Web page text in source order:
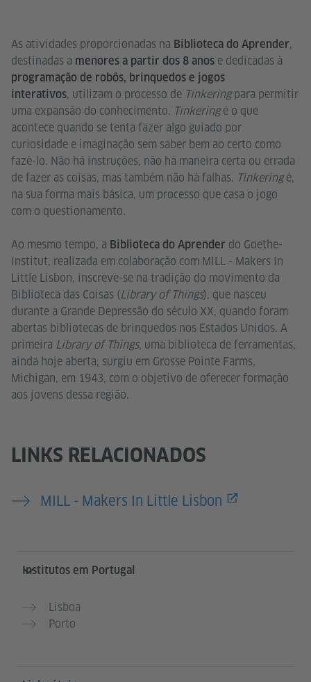
As atividades proporcionadas na Biblioteca do Aprender,
destinadas a menores a partir dos 8 anos e dedicadas à
programação de robôs, brinquedos e jogos
interativos, utilizam o processo de Tinkeringpara permitir
uma expansão do conhecimento. Tinkeringé o que
acontece quando se tenta fazer algo guiado por
curiosidade e imaginação sem saber bem ao certo como
fazê-lo. Não há instruções, não há maneira certa ou errada
de fazer as coisas, mas também não há falhas. Tinkeringé,
na sua forma mais básica, um processo que casa o jogo
com o questionamento.
Ao mesmo tempo, a Biblioteca do Aprender do Goethe-
Institut, realizada em colaboração com MILL - Makers In
Little Lisbon, inscreve-se na tradição do movimento da
Biblioteca das Coisas (Library of Things), que nasceu
durante a Grande Depressão do século XX, quando foram
abertas bibliotecas de brinquedos nos Estados Unidos. A
primeira Library of Things, uma biblioteca de ferramentas,
ainda hoje aberta, surgiu em Grosse Pointe Farms,
Michigan, em 1943, com o objetivo de oferecer formação
aos jovens dessa região.
LINKS RELACIONADOS
MILL - Makers In Little Lisbon
Service- und Informationsbereich
Institutos em Portugal
Lisboa
Porto